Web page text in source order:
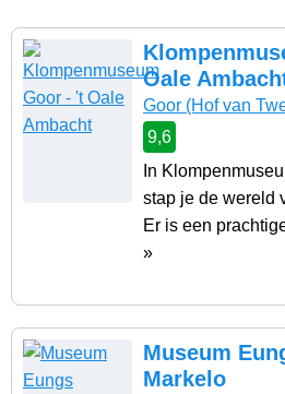
Oale
Goor (Hof van
9,6
In
stap je de wereld
Er is een
»
Museum
Markelo